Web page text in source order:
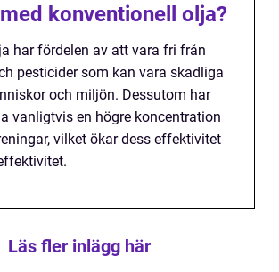
konventionell olja?
har fördelen av att vara fri från
pesticider som kan vara skadliga
och miljön. Dessutom har
vanligtvis en högre koncentration
vilket ökar dess effektivitet
Läs fler inlägg här